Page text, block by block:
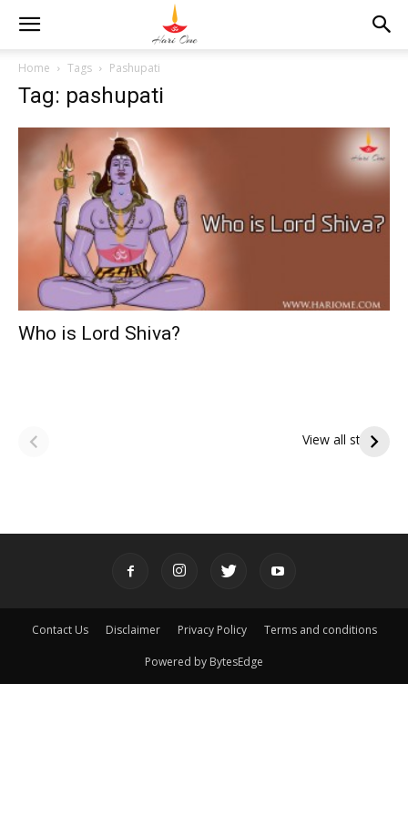
Home Tags Pashupati
Tag: pashupati
Who is Lord Shiva?
View all stories
పితృదేవతల ఆశీర్వాదం
ఇంద్రకీలాద్రి గిరి ప్రదక్షిణ
Contact Us Disclaimer Privacy Policy Terms and conditions
Powered by BytesEdge